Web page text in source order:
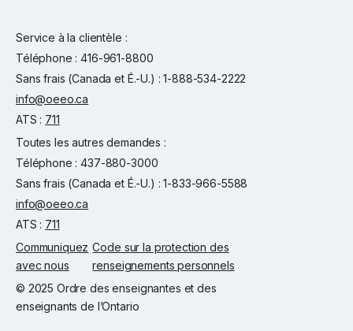
Service à la clientèle :
Téléphone : 416-961-8800
Sans frais (Canada et É.-U.) : 1-888-534-2222
info@oeeo.ca
ATS : 711
Toutes les autres demandes :
Téléphone : 437-880-3000
Sans frais (Canada et É.-U.) : 1-833-966-5588
info@oeeo.ca
ATS : 711
Communiquez
avec nous
Code sur la protection des
renseignements personnels
© 2025 Ordre des enseignantes et des
enseignants de l’Ontario